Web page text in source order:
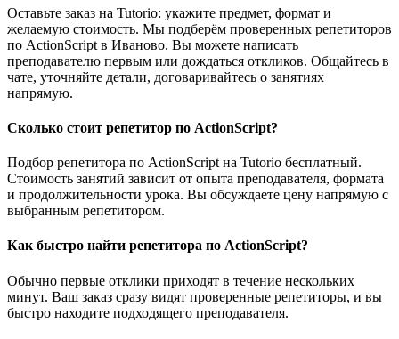
Оставьте заказ на Tutorio: укажите предмет, формат и
желаемую стоимость. Мы подберём проверенных репетиторов
по ActionScript в Иваново. Вы можете написать
преподавателю первым или дождаться откликов. Общайтесь в
чате, уточняйте детали, договаривайтесь о занятиях
напрямую.
Сколько стоит репетитор по ActionScript?
Подбор репетитора по ActionScript на Tutorio бесплатный.
Стоимость занятий зависит от опыта преподавателя, формата
и продолжительности урока. Вы обсуждаете цену напрямую с
выбранным репетитором.
Как быстро найти репетитора по ActionScript?
Обычно первые отклики приходят в течение нескольких
минут. Ваш заказ сразу видят проверенные репетиторы, и вы
быстро находите подходящего преподавателя.